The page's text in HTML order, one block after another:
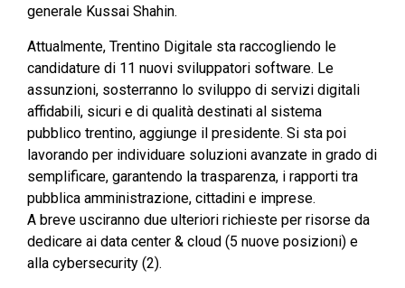
generale Kussai Shahin.
Attualmente, Trentino Digitale sta raccogliendo le
candidature di 11 nuovi sviluppatori software. Le
assunzioni, sosterranno lo sviluppo di servizi digitali
affidabili, sicuri e di qualità destinati al sistema
pubblico trentino, aggiunge il presidente. Si sta poi
lavorando per individuare soluzioni avanzate in grado di
semplificare, garantendo la trasparenza, i rapporti tra
pubblica amministrazione, cittadini e imprese.
A breve usciranno due ulteriori richieste per risorse da
dedicare ai data center & cloud (5 nuove posizioni) e
alla cybersecurity (2).